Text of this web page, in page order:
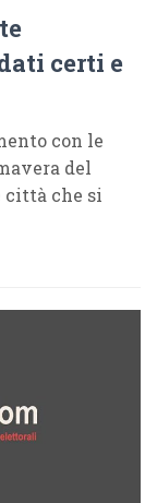
certi e
con le
del
città che si